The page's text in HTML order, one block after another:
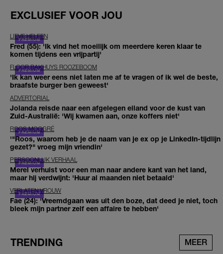
EXCLUSIEF VOOR JOU
LIEVE HELEEN
Fred (55): 'Ik vind het moeilijk om meerdere keren klaar te
komen tijdens een vrijpartij'
FLOOR BAKHUYS ROOZEBOOM
'Ik kan weer eens niet laten me af te vragen of ik wel de beste,
braafste burger ben geweest'
ADVERTORIAL
Jolanda reisde naar een afgelegen eiland voor de kust van
Zuid-Australië: 'Wij kwamen aan, onze koffers niet'
ROOS MOGGRÉ
'"Roos, waarom heb je de naam van je ex op je LinkedIn-tijdlijn
gezet?" vroeg mijn vriendin'
PERSOONLIJK VERHAAL
Merel verhuist voor een man naar andere kant van het land,
maar hij verdwijnt: 'Huur al maanden niet betaald'
VERLATEN VROUW
Fae (24): 'Vreemdgaan was uit den boze, dat deed je niet, toch
bleek mijn partner zelf een affaire te hebben'
TRENDING MEER